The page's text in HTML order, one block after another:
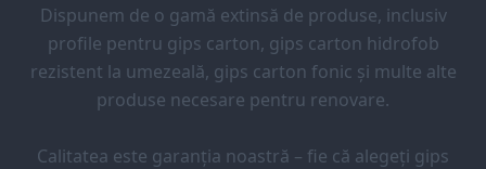
Dispunem de o gamă extinsă de produse, inclusiv
profile pentru gips carton, gips carton hidrofob
rezistent la umezeală, gips carton fonic și multe alte
produse necesare pentru renovare.
Calitatea este garanția noastră – fie că alegeți gips